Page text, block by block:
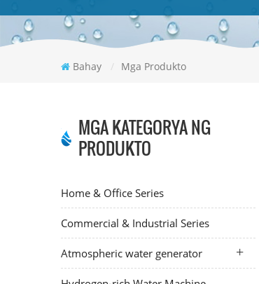
Bahay / Mga Produkto
MGA KATEGORYA NG
PRODUKTO
Home & Office Series
Commercial & Industrial Series
Atmospheric water generator